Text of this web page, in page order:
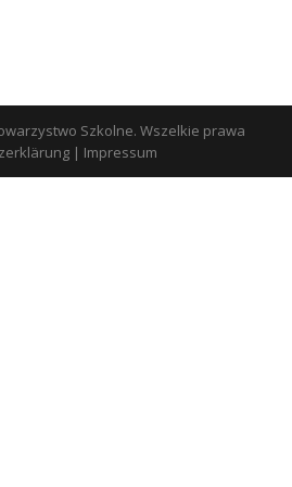
Szkolne. Wszelkie prawa
| Impressum